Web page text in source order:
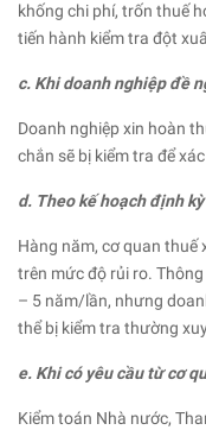
khống chi phí, trốn thuế
tiến hành kiểm tra đột
c. Khi doanh nghiệp đề
Doanh nghiệp xin hoàn
chắn sẽ bị kiểm tra để
d. Theo kế hoạch định
Hàng năm, cơ quan thuế
trên mức độ rủi ro.
– 5 năm/lần, nhưng
thể bị kiểm tra thường
e. Khi có yêu cầu từ cơ
Kiểm toán Nhà nước,